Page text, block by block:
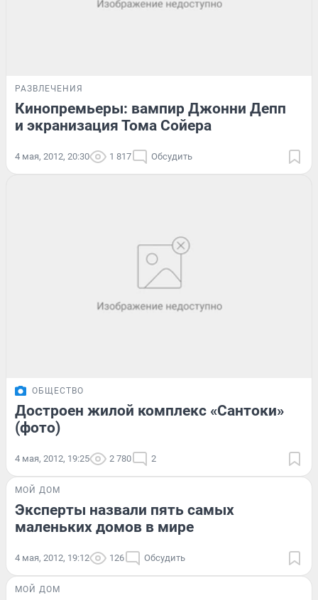
РАЗВЛЕЧЕНИЯ
Кинопремьеры: вампир Джонни Депп
и экранизация Тома Сойера
4 мая, 2012, 20:30 1 817 Обсудить
ОБЩЕСТВО
Достроен жилой комплекс «Сантоки»
(фото)
4 мая, 2012, 19:25 2 780 2
МОЙ ДОМ
Эксперты назвали пять самых
маленьких домов в мире
4 мая, 2012, 19:12 126 Обсудить
МОЙ ДОМ